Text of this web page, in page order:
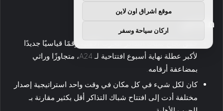
ملخص
حقق نجاح شباك التذاكر للحرب الأهلية رقمًا قياسيًا جديدًا
لأكبر عطلة نهاية أسبوع افتتاحية لـ A24، متجاوزًا وراثي
بمضاعفة أرقامه.
كان لكل شيء في كل مكان في وقت واحد استراتيجية إصدار
مختلفة أدت إلى افتتاح شباك التذاكر أقل بكثير مقارنة بـ
موقع اشراق اون لاين
اركان سياحة وسفر